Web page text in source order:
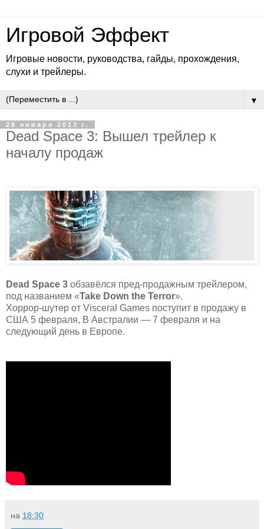
Игровой Эффект
Игровые новости, руководства, гайды, прохождения,
слухи и трейлеры.
▼
28 января 2013 г.
Dead Space 3: Вышел трейлер к
началу продаж
Dead Space 3 обзавёлся пред-продажным трейлером,
под названием «Take Down the Terror».
Хоррор-шутер от Visceral Games поступит в продажу в
США 5 февраля, В Австралии — 7 февраля и на
следующий день в Европе.
на 18:30